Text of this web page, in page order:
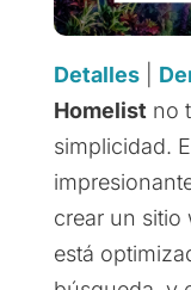
Detalles|
Homelist no
simplicidad.
crear un sitio
está